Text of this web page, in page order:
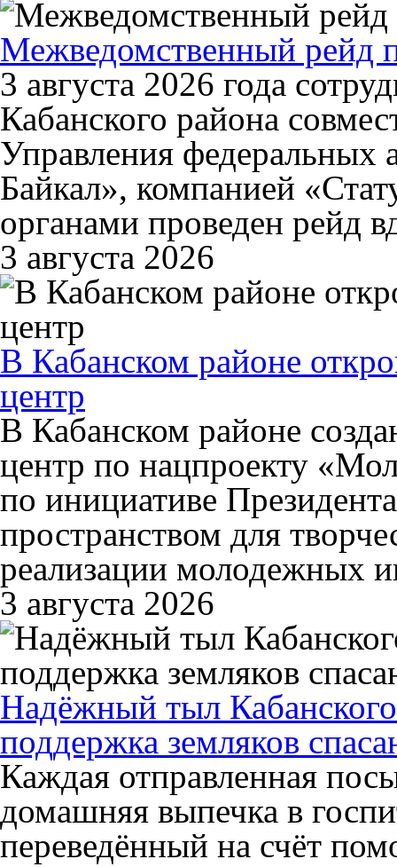
Межведомственный рейд
3 августа 2026 года
Кабанского района
Управления
Байкал», компанией
органами проведен рейд
3 августа 2026
В Кабанском районе
центр
В Кабанском районе
центр по нацпроекту
по инициативе
пространством для
реализации молодежных
3 августа 2026
Надёжный тыл
поддержка земляков
Каждая отправленная
домашняя выпечка в
переведённый на счёт